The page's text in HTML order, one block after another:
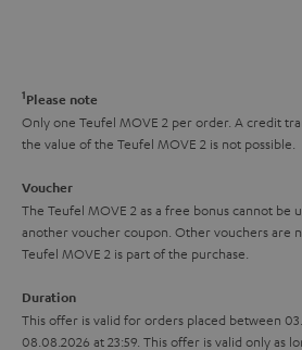
z
i
n
e
n
i
a
1Please note
Only one Teufel MOVE 2 per order. A credit
the value of the Teufel MOVE 2 is not possible.
Voucher
The Teufel MOVE 2 as a free bonus cannot be
another voucher coupon. Other vouchers are
Teufel MOVE 2 is part of the purchase.
Duration
This offer is valid for orders placed between
08.08.2026 at 23:59. This offer is valid only as